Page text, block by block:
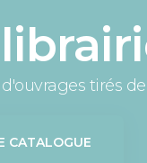
tirés
CATALOGUE